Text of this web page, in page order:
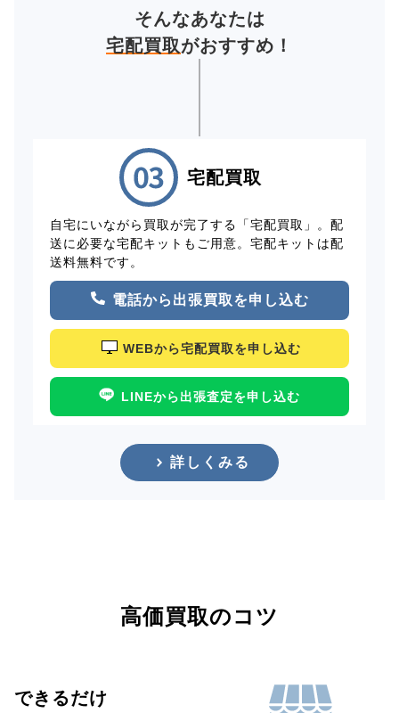
そんなあなたは
宅配買取がおすすめ！
宅配買取
自宅にいながら買取が完了する「宅配買取」。配
送に必要な宅配キットもご用意。宅配キットは配
送料無料です。
電話から出張買取を申し込む
WEBから宅配買取を申し込む
LINEから出張査定を申し込む
詳しくみる
高価買取のコツ
できるだけ